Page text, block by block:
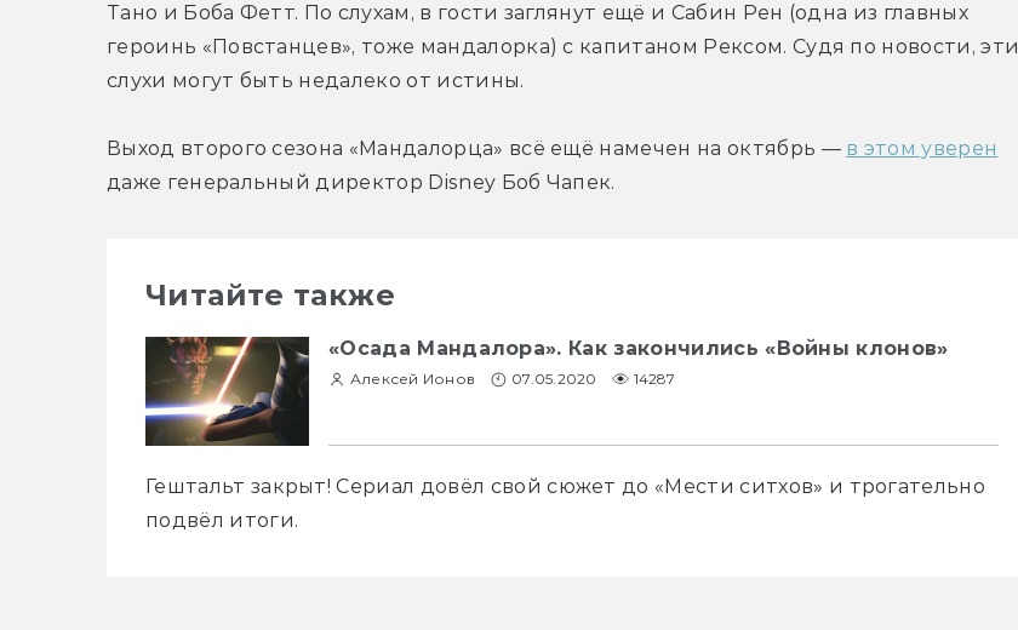
Тано и Боба Фетт. По слухам, в гости заглянут ещё и Сабин Рен (одна из главных
героинь «Повстанцев», тоже мандалорка) с капитаном Рексом. Судя по новости, эти
слухи могут быть недалеко от истины.
Выход второго сезона «Мандалорца» всё ещё намечен на октябрь — в этом уверен
даже генеральный директор Disney Боб Чапек.
Читайте также
«Осада Мандалора». Как закончились «Войны клонов»
Алексей Ионов 07.05.2020 14287
Гештальт закрыт! Сериал довёл свой сюжет до «Мести ситхов» и трогательно
подвёл итоги.